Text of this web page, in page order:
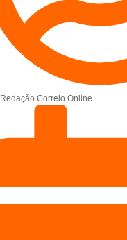
Redação Correio Online